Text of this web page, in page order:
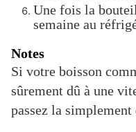
Une fois la
semaine au
Notes
Si votre boisson
sûrement dû à une
passez la simplement